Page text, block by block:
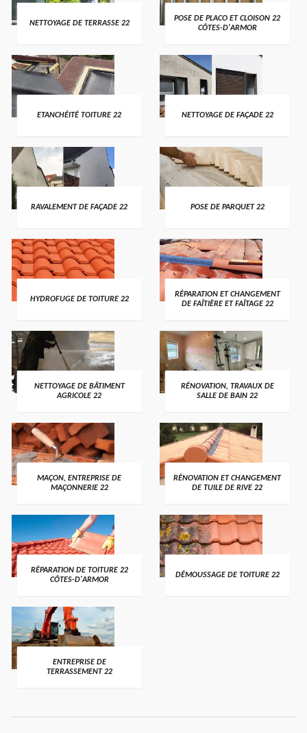
NETTOYAGE DE TERRASSE 22
POSE DE PLACO ET CLOISON 22
CÔTES-D'ARMOR
ETANCHÉITÉ TOITURE 22 NETTOYAGE DE FAÇADE 22
RAVALEMENT DE FAÇADE 22 POSE DE PARQUET 22
HYDROFUGE DE TOITURE 22
RÉPARATION ET CHANGEMENT
DE FAÎTIÈRE ET FAÎTAGE 22
NETTOYAGE DE BÂTIMENT
AGRICOLE 22
RÉNOVATION, TRAVAUX DE
SALLE DE BAIN 22
MAÇON, ENTREPRISE DE
MAÇONNERIE 22
RÉNOVATION ET CHANGEMENT
DE TUILE DE RIVE 22
RÉPARATION DE TOITURE 22
CÔTES-D'ARMOR
DÉMOUSSAGE DE TOITURE 22
ENTREPRISE DE
TERRASSEMENT 22